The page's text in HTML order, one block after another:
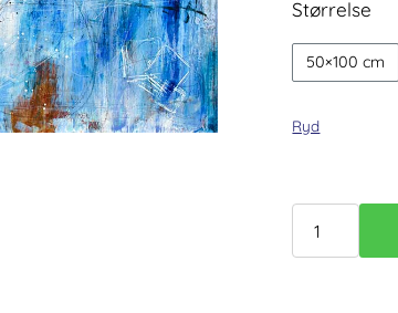
Størrelse
50×100 cm
Ryd
Tides